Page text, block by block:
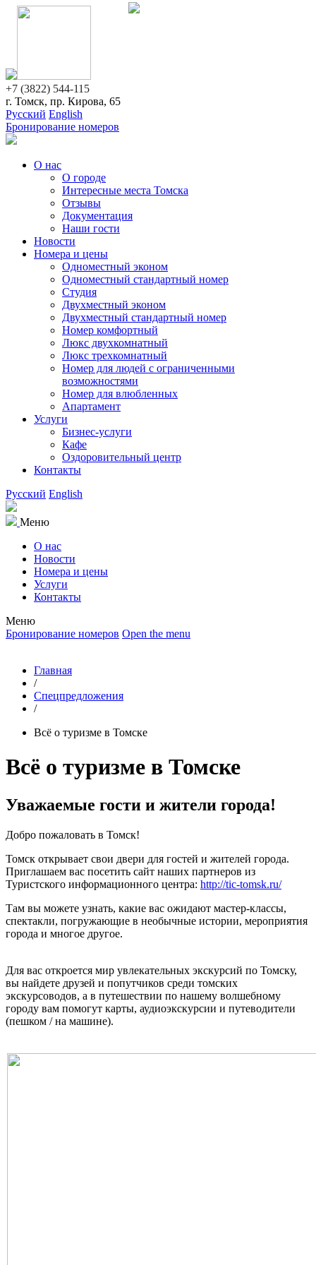
+7 (3822) 544-115
г. Томск, пр. Кирова, 65
Русский English
Бронирование номеров
О нас
О городе
Интересные места Томска
Отзывы
Документация
Наши гости
Новости
Номера и цены
Одноместный эконом
Одноместный стандартный номер
Студия
Двухместный эконом
Двухместный стандартный номер
Номер комфортный
Люкс двухкомнатный
Люкс трехкомнатный
Номер для людей с ограниченными
возможностями
Номер для влюбленных
Апартамент
Услуги
Бизнес-услуги
Кафе
Оздоровительный центр
Контакты
Русский English
Меню
О нас
Новости
Номера и цены
Услуги
Контакты
Меню
Бронирование номеров Open the menu
Главная
/
Спецпредложения
/
Всё о туризме в Томске
Всё о туризме в Томске
Уважаемые гости и жители города!
Добро пожаловать в Томск!
Томск открывает свои двери для гостей и жителей города.
Приглашаем вас посетить сайт наших партнеров из
Туристского информационного центра: http://tic-tomsk.ru/
Там вы можете узнать, какие вас ожидают мастер-классы,
спектакли, погружающие в необычные истории, мероприятия
города и многое другое.
Для вас откроется мир увлекательных экскурсий по Томску,
вы найдете друзей и попутчиков среди томских
экскурсоводов, а в путешествии по нашему волшебному
городу вам помогут карты, аудиоэкскурсии и путеводители
(пешком / на машине).